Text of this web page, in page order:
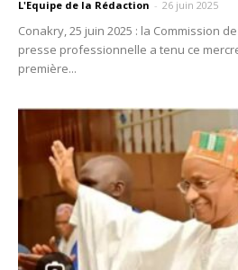
L'Equipe de la Rédaction - 26 juin 2025
Conakry, 25 juin 2025 : la Commission
presse professionnelle a tenu ce
première...